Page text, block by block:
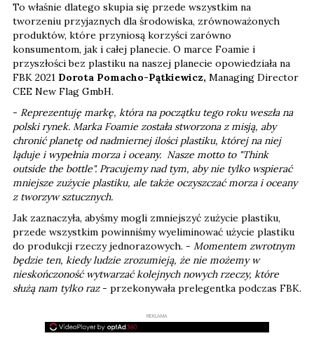
To właśnie dlatego skupia się przede wszystkim na
tworzeniu przyjaznych dla środowiska, zrównoważonych
produktów, które przyniosą korzyści zarówno
konsumentom, jak i całej planecie. O marce Foamie i
przyszłości bez plastiku na naszej planecie opowiedziała na
FBK 2021 Dorota Pomacho-Pątkiewicz, Managing Director
CEE New Flag GmbH.
- Reprezentuję markę, która na początku tego roku weszła na
polski rynek. Marka Foamie została stworzona z misją, aby
chronić planetę od nadmiernej ilości plastiku, której na niej
ląduje i wypełnia morza i oceany. Nasze motto to "Think
outside the bottle". Pracujemy nad tym, aby nie tylko wspierać
mniejsze zużycie plastiku, ale także oczyszczać morza i oceany
z tworzyw sztucznych.
Jak zaznaczyła, abyśmy mogli zmniejszyć zużycie plastiku,
przede wszystkim powinniśmy wyeliminować użycie plastiku
do produkcji rzeczy jednorazowych. - Momentem zwrotnym
będzie ten, kiedy ludzie zrozumieją, że nie możemy w
nieskończoność wytwarzać kolejnych nowych rzeczy, które
służą nam tylko raz - przekonywała prelegentka podczas FBK.
REKLAMA